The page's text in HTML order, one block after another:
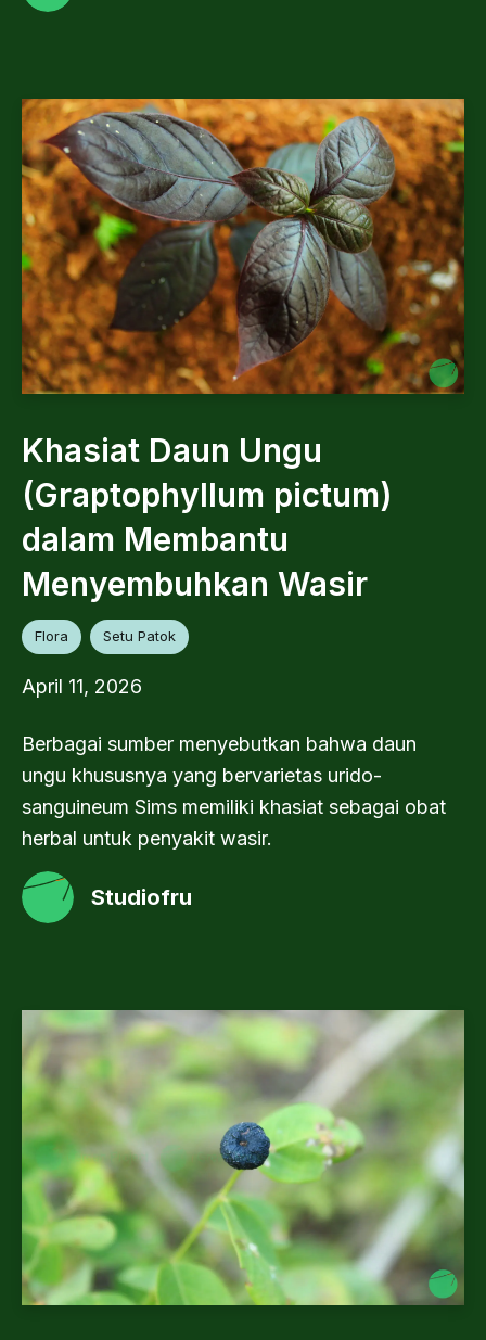
Khasiat Daun Ungu
(Graptophyllum pictum)
dalam Membantu
Menyembuhkan Wasir
Flora Setu Patok
April 11, 2026
Berbagai sumber menyebutkan bahwa daun
ungu khususnya yang bervarietas urido-
sanguineum Sims memiliki khasiat sebagai obat
herbal untuk penyakit wasir.
Studiofru